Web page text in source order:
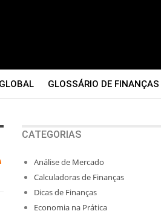
GLOSSÁRIO DE FINANÇAS
CATEGORIAS
Análise de Mercado
Calculadoras de Finanças
Dicas de Finanças
Economia na Prática